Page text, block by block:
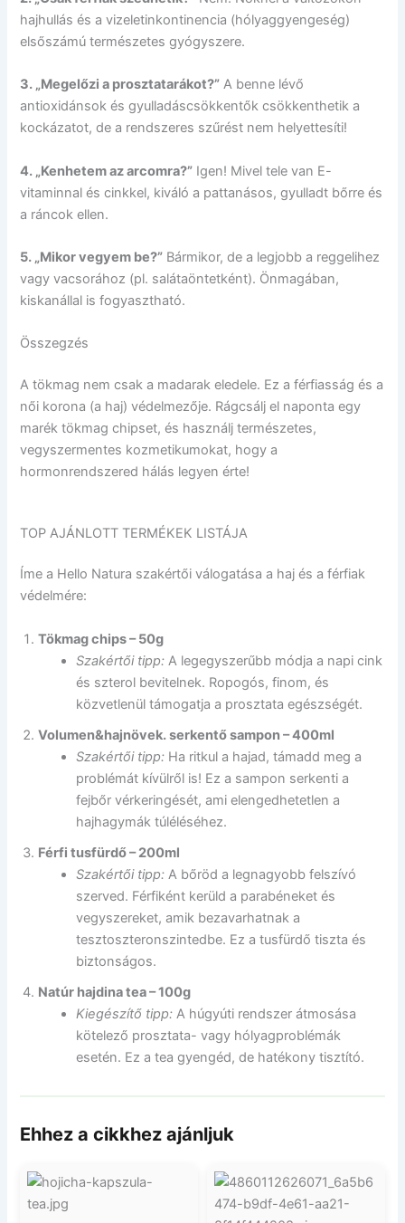
hajhullás és a vizeletinkontinencia (hólyaggyengeség)
elsőszámú természetes gyógyszere.
3. „Megelőzi a prosztatarákot?” A benne lévő
antioxidánsok és gyulladáscsökkentők csökkenthetik a
kockázatot, de a rendszeres szűrést nem helyettesíti!
4. „Kenhetem az arcomra?” Igen! Mivel tele van E-
vitaminnal és cinkkel, kiváló a pattanásos, gyulladt bőrre és
a ráncok ellen.
5. „Mikor vegyem be?” Bármikor, de a legjobb a reggelihez
vagy vacsorához (pl. salátaöntetként). Önmagában,
kiskanállal is fogyasztható.
Összegzés
A tökmag nem csak a madarak eledele. Ez a férfiasság és a
női korona (a haj) védelmezője. Rágcsálj el naponta egy
marék tökmag chipset, és használj természetes,
vegyszermentes kozmetikumokat, hogy a
hormonrendszered hálás legyen érte!
TOP AJÁNLOTT TERMÉKEK LISTÁJA
Íme a Hello Natura szakértői válogatása a haj és a férfiak
védelmére:
Tökmag chips – 50g
Szakértői tipp: A legegyszerűbb módja a napi cink
és szterol bevitelnek. Ropogós, finom, és
közvetlenül támogatja a prosztata egészségét.
Volumen&hajnövek. serkentő sampon – 400ml
Szakértői tipp: Ha ritkul a hajad, támadd meg a
problémát kívülről is! Ez a sampon serkenti a
fejbőr vérkeringését, ami elengedhetetlen a
hajhagymák túléléséhez.
Férfi tusfürdő – 200ml
Szakértői tipp: A bőröd a legnagyobb felszívó
szerved. Férfiként kerüld a parabéneket és
vegyszereket, amik bezavarhatnak a
tesztoszteronszintedbe. Ez a tusfürdő tiszta és
biztonságos.
Natúr hajdina tea – 100g
Kiegészítő tipp: A húgyúti rendszer átmosása
kötelező prosztata- vagy hólyagproblémák
esetén. Ez a tea gyengéd, de hatékony tisztító.
Ehhez a cikkhez ajánljuk